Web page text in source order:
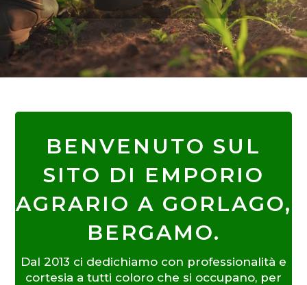
BENVENUTO SUL
SITO DI EMPORIO
AGRARIO A GORLAGO,
BERGAMO.
Dal 2013 ci dedichiamo con professionalità e
cortesia a tutti coloro che si occupano, per